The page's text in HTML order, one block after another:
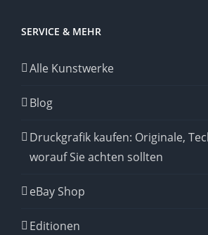
SERVICE & MEHR
Alle Kunstwerke
Blog
Druckgrafik kaufen: Originale,
worauf Sie achten sollten
eBay Shop
Editionen